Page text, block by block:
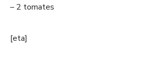
– 2 tomates
[eta]